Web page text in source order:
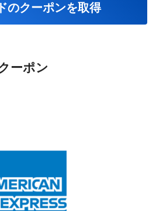
のクーポンを取得
ーポン